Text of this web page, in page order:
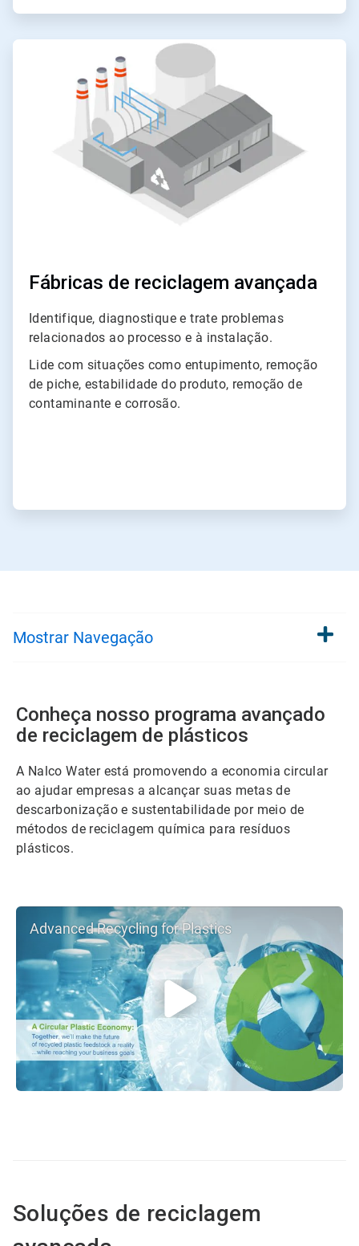
ArticleTile
Fábricas de reciclagem avançada
Identifique, diagnostique e trate problemas
relacionados ao processo e à instalação.
Lide com situações como entupimento, remoção
de piche, estabilidade do produto, remoção de
contaminante e corrosão.
Mostrar Navegação
Advanced Recycling for Plastics
Conheça nosso programa avançado
de reciclagem de plásticos
A Nalco Water está promovendo a economia circular
ao ajudar empresas a alcançar suas metas de
descarbonização e sustentabilidade por meio de
métodos de reciclagem química para resíduos
plásticos.
Soluções de reciclagem